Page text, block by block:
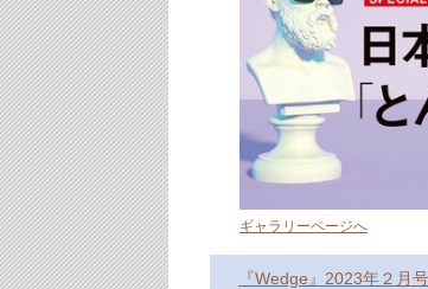
ギャラリーページへ
『Wedge』2023年２月号